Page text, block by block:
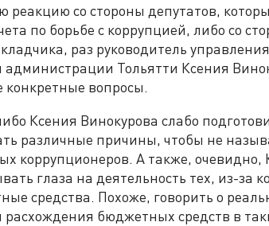
реакцию со стороны депутатов,
по борьбе с коррупцией, либо со
раз руководитель
Тольятти Ксения
конкретные вопросы.
Ксения Винокурова слабо
различные причины, чтобы не
коррупционеров. А также, очевидно,
глаза на деятельность тех, из-за
средства. Похоже, говорить о
бюджетных средств в